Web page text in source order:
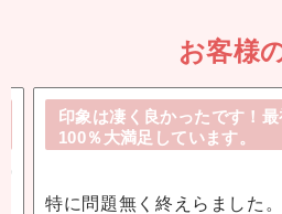
お客様
印象は凄く良かったです！
100％大満足しています。
特に問題無く終えらました